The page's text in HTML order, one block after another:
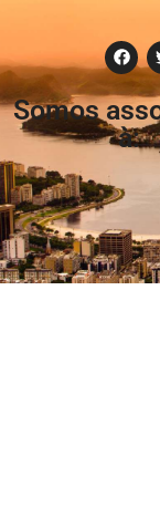
Somos
à: